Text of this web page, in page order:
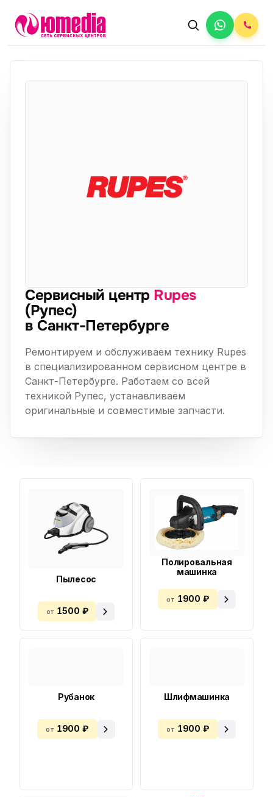
Сервисный центр Rupes
(Рупес)
в Санкт-Петербурге
Ремонтируем и обслуживаем технику Rupes
в специализированном сервисном центре в
Санкт-Петербурге. Работаем со всей
техникой Рупес, устанавливаем
оригинальные и совместимые запчасти.
Пылесос
от 1500 ₽
Полировальная
машинка
от 1900 ₽
Рубанок
от 1900 ₽
Шлифмашинка
от 1900 ₽